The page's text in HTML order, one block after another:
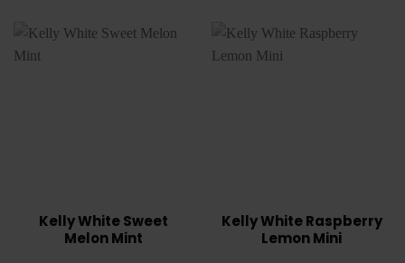
Kelly White Sweet
Melon Mint
Kelly White Raspberry
Lemon Mini